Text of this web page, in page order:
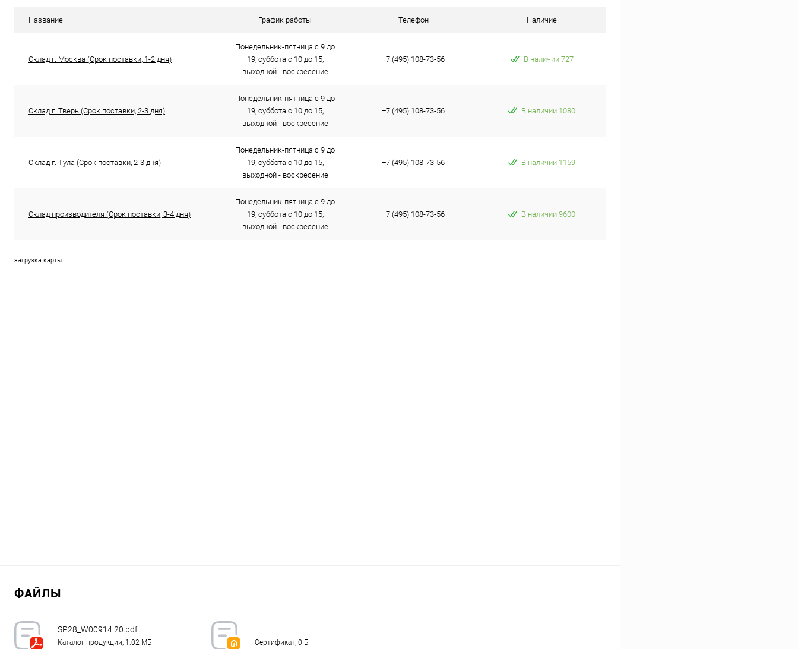
В избранное
Название График работы Телефон Наличие
Склад г. Москва (Срок поставки, 1-2 дня)
Понедельник-пятница с 9 до
19, суббота с 10 до 15,
выходной - воскресение
+7 (495) 108-73-56 В наличии 727
Склад г. Тверь (Срок поставки, 2-3 дня)
Понедельник-пятница с 9 до
19, суббота с 10 до 15,
выходной - воскресение
+7 (495) 108-73-56 В наличии 1080
Склад г. Тула (Срок поставки, 2-3 дня)
Понедельник-пятница с 9 до
19, суббота с 10 до 15,
выходной - воскресение
+7 (495) 108-73-56 В наличии 1159
Склад производителя (Срок поставки, 3-4 дня)
Понедельник-пятница с 9 до
19, суббота с 10 до 15,
выходной - воскресение
+7 (495) 108-73-56 В наличии 9600
загрузка карты...
ФАЙЛЫ
SP28_W00914.20.pdf
Каталог продукции, 1.02 МБ Сертификат, 0 Б